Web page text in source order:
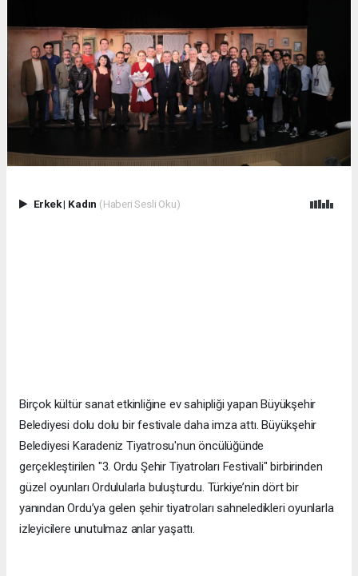
Erkek| Kadın (Haberi Sesli Oku)
Birçok kültür sanat etkinliğine ev sahipliği yapan Büyükşehir
Belediyesi dolu dolu bir festivale daha imza attı. Büyükşehir
Belediyesi Karadeniz Tiyatrosu'nun öncülüğünde
gerçekleştirilen "3. Ordu Şehir Tiyatroları Festivali" birbirinden
güzel oyunları Ordulularla buluşturdu. Türkiye’nin dört bir
yanından Ordu’ya gelen şehir tiyatroları sahneledikleri oyunlarla
izleyicilere unutulmaz anlar yaşattı.